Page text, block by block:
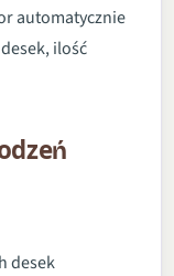
automatycznie
ilość
desek